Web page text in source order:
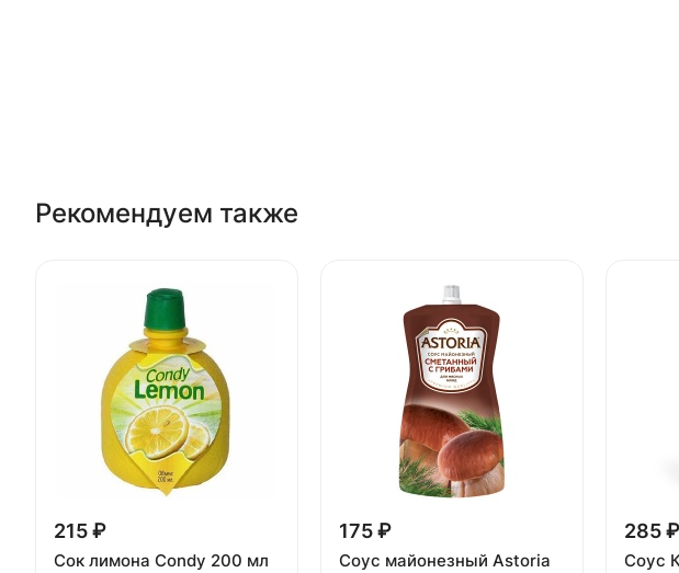
Рекомендуем также
215 ₽
Сок лимона Condy 200 мл
175 ₽
Соус майонезный Astoria
285 ₽
Соус